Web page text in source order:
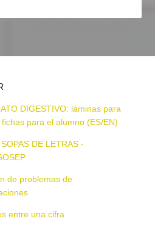
DIGESTIVO: láminas para
para el alumno (ES/EN)
DE LETRAS -
de problemas de
entre una cifra